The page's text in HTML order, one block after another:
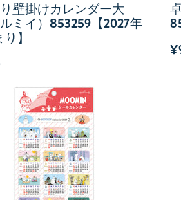
壁掛けカレンダー大
ルミイ）853259【2027年
】